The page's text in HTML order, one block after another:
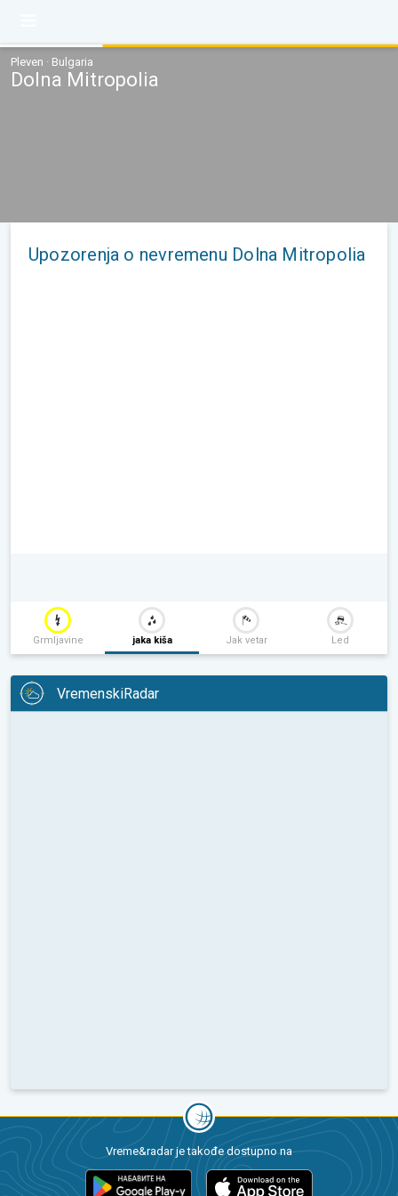
Pleven · Bulgaria
Dolna Mitropolia
Upozorenja o nevremenu Dolna Mitropolia
Grmljavine jaka kiša Jak vetar Led
VremenskiRadar
Vreme&radar je takođe dostupno na